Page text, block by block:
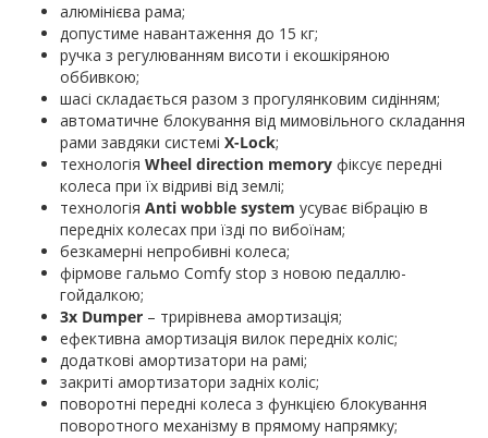
алюмінієва рама;
допустиме навантаження до 15 кг;
ручка з регулюванням висоти і екошкіряною
оббивкою;
шасі складається разом з прогулянковим сидінням;
автоматичне блокування від мимовільного складання
рами завдяки системі X-Lock;
технологія Wheel direction memory фіксує передні
колеса при їх відриві від землі;
технологія Anti wobble system усуває вібрацію в
передніх колесах при їзді по вибоїнам;
безкамерні непробивні колеса;
фірмове гальмо Comfy stop з новою педаллю-
гойдалкою;
3х Dumper – трирівнева амортизація;
ефективна амортизація вилок передніх коліс;
додаткові амортизатори на рамі;
закриті амортизатори задніх коліс;
поворотні передні колеса з функцією блокування
поворотного механізму в прямому напрямку;